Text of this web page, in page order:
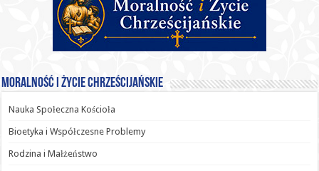
Moralność i Życie Chrześcijańskie
Nauka Społeczna Kościoła
Bioetyka i Współczesne Problemy
Rodzina i Małżeństwo